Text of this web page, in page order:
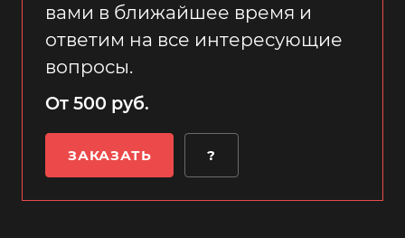
вами в ближайшее время и
ответим на все интересующие
вопросы.
От 500 руб.
ЗАКАЗАТЬ ?